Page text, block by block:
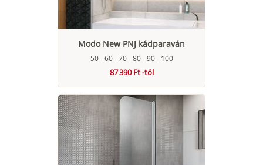
Modo New PNJ kádparaván
50 - 60 - 70 - 80 - 90 - 100
87 390 Ft -tól